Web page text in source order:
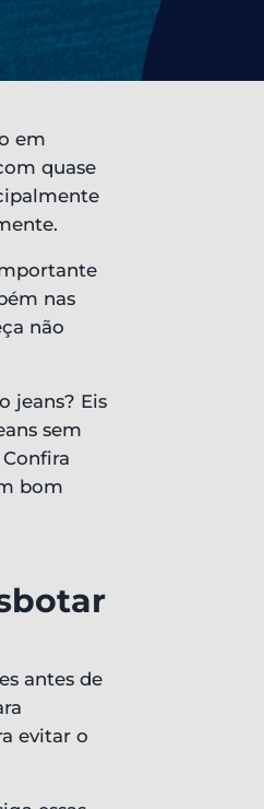
em
quase
nas
não
jeans? Eis
sem
bom
antes de
evitar o